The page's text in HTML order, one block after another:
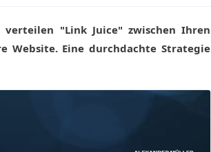
verteilen "Link Juice" zwischen Ihren
Website. Eine durchdachte Strategie